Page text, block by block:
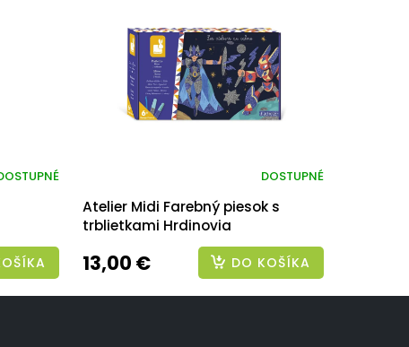
Atelier Midi Farebný piesok s
trblietkami Hrdinovia
DOSTUPNÉ
13,00 € DO KOŠÍKA